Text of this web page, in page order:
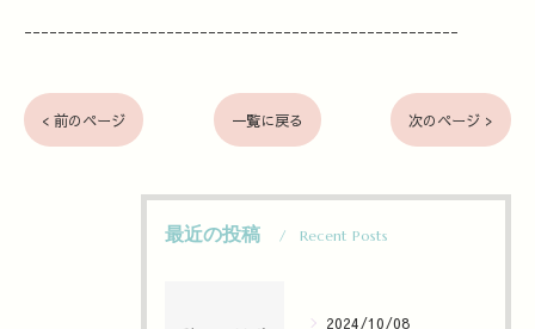
----------------------------------------------------
< 前のページ 一覧に戻る 次のページ >
最近の投稿 Recent Posts
2024/10/08